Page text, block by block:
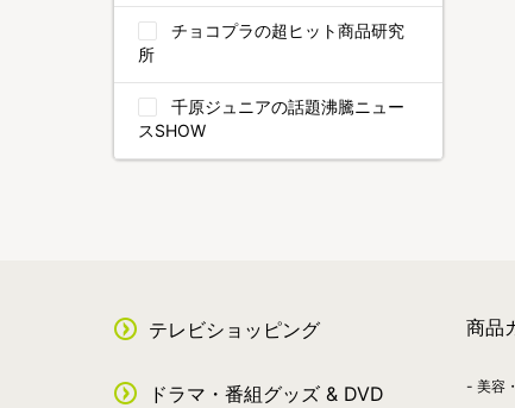
チョコプラの超ヒット商品研究
所
千原ジュニアの話題沸騰ニュー
スSHOW
テレビショッピング
ドラマ・番組グッズ & DVD
商品
美容